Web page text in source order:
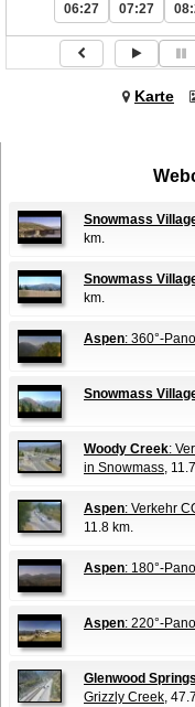
06:27 07:27
Karte
Snowmass
km.
Snowmass
km.
Aspen: 360°-
Snowmass
Woody Creek:
in Snowmass,
Aspen: Verkehr
11.8 km.
Aspen: 180°-
Aspen: 220°-
Glenwood
Grizzly Creek,